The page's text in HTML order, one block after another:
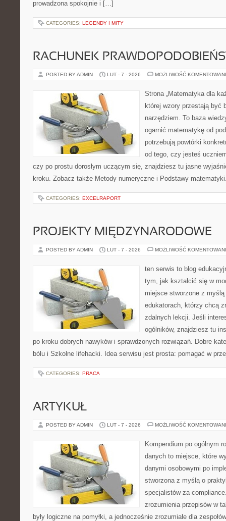
prowadzona spokojnie i […]
CATEGORIES: LEGENDY I MITY
RACHUNEK
POSTED BY ADMIN LUT - 7 - 2026 MOŻLIWOŚĆ
Strona „Matematyka dla
której wzory przestają być
narzędziem. To baza
ogarnić matematykę od
potrzebują powtórki
od tego, czy jesteś
czy po prostu dorosłym uczącym się, znajdziesz tu jasne
kroku. Zobacz także Metody numeryczne i Podstawy
CATEGORIES: EXCELRAPORT
PROJEKTY MIĘDZYNARODOWE
POSTED BY ADMIN LUT - 7 - 2026 MOŻLIWOŚĆ
ten serwis to blog
tym, jak kształcić się w
miejsce stworzone z
edukatorach, którzy chcą
zdalnych lekcji. Jeśli
ogólników, znajdziesz tu
po kroku dobrych nawyków i sprawdzonych rozwiązań. Dobre
bólu i Szkolne lifehacki. Idea serwisu jest prosta: pomagać w
CATEGORIES: PRACA
ARTYKUŁ
POSTED BY ADMIN LUT - 7 - 2026 MOŻLIWOŚĆ
Kompendium po ogólnym
danych to miejsce, które
danymi osobowymi po
stworzona z myślą o
specjalistów za
zrozumienia przepisów w
były logiczne na pomyłki, a jednocześnie zrozumiałe dla